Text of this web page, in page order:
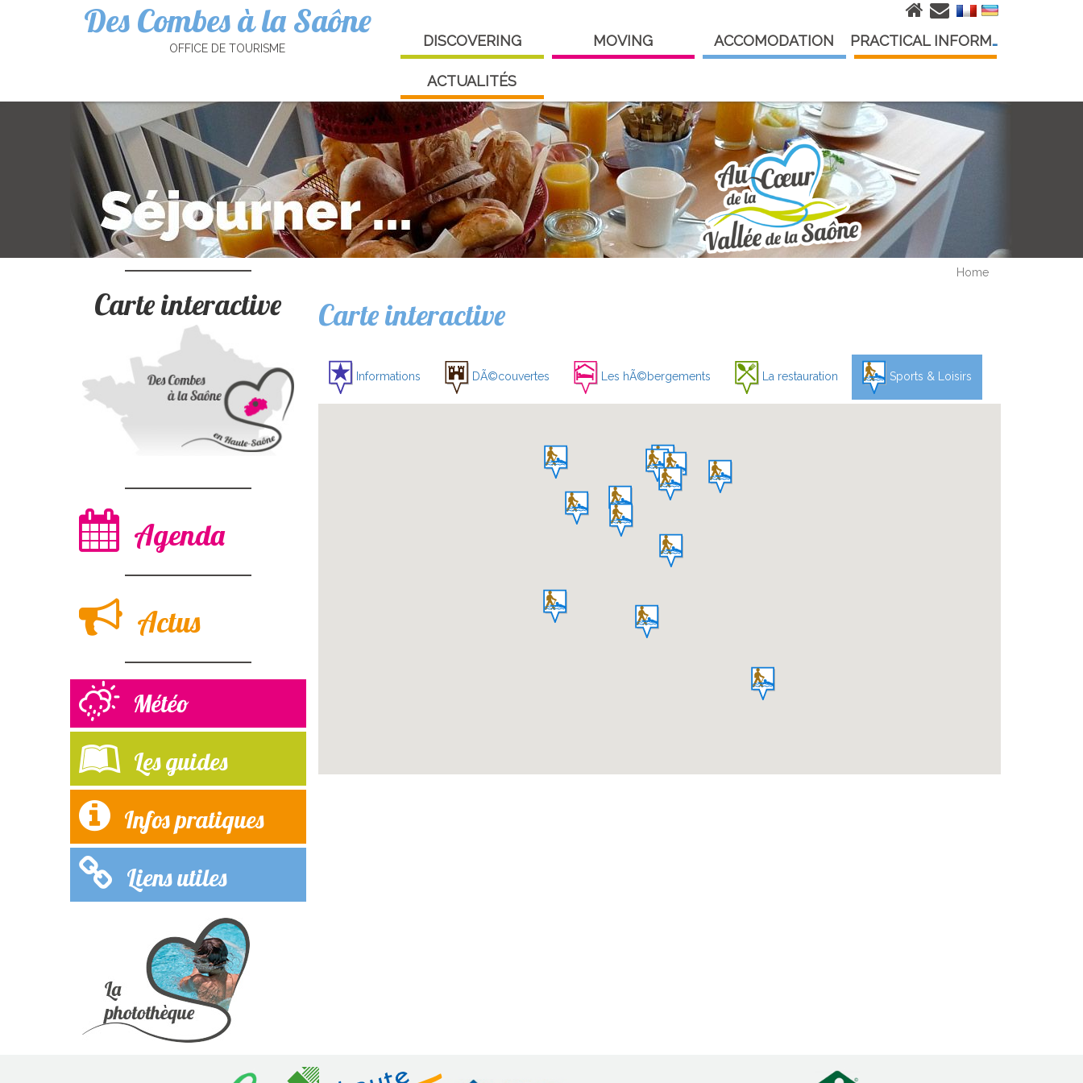
Des Combes à la Saône
OFFICE DE TOURISME DISCOVERING MOVING ACCOMODATION PRACTICAL INFORMATION
ACTUALITÉS
Home
Carte interactive
Informations DÃ©couvertes Les hÃ©bergements La restauration Sports & Loisirs
Carte interactive
Agenda
Actus
Météo
Les guides
Infos pratiques
Liens utiles
Cookies management panel